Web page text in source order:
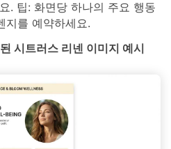
. 팁: 화면당 하나의 주요 행동
지를 예약하세요.
시트러스 리넨 이미지 예시